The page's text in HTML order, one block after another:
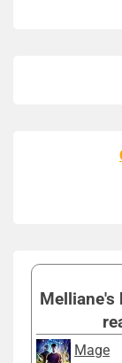
Melliane's
Mage